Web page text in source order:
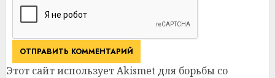
Этот сайт использует Akismet для борьбы со